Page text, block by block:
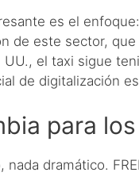
es el
de este sector,
UU., el taxi sigue
de digitalización
para
nada dramático.